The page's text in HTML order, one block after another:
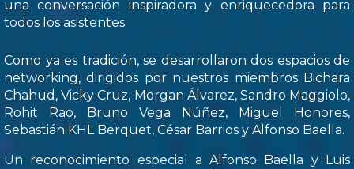
una conversación inspiradora y enriquecedora para
todos los asistentes.
Como ya es tradición, se desarrollaron dos espacios de
networking, dirigidos por nuestros miembros Bichara
Chahud, Vicky Cruz, Morgan Álvarez, Sandro Maggiolo,
Rohit Rao, Bruno Vega Núñez, Miguel Honores,
Sebastián KHL Berquet, César Barrios y Alfonso Baella.
Un reconocimiento especial a Alfonso Baella y Luis